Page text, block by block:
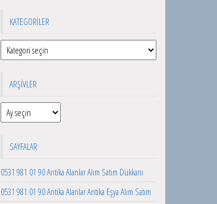
KATEGORILER
Kategoriler
ARŞIVLER
Arşivler
SAYFALAR
0531 981 01 90 Antika Alanlar Alım Satım Dükkanı
0531 981 01 90 Antika Alanlar Antika Eşya Alım Satım